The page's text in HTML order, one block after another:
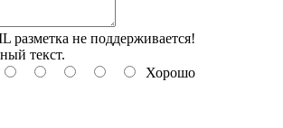
разметка не поддерживается!
текст.
Хорошо